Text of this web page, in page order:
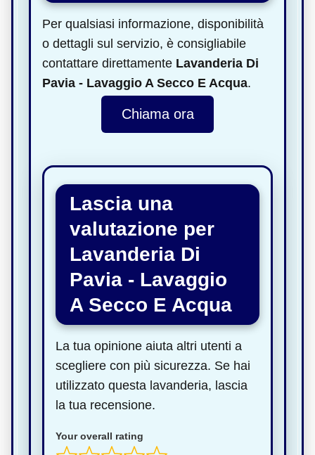
Per qualsiasi informazione, disponibilità
o dettagli sul servizio, è consigliabile
contattare direttamente Lavanderia Di
Pavia - Lavaggio A Secco E Acqua.
Chiama ora
Lascia una
valutazione per
Lavanderia Di
Pavia - Lavaggio
A Secco E Acqua
La tua opinione aiuta altri utenti a
scegliere con più sicurezza. Se hai
utilizzato questa lavanderia, lascia
la tua recensione.
Your overall rating